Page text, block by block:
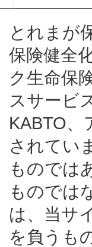
とれまが
保険健全
ク生命保
スサービ
KABTO、
されてい
ものでは
ものでは
は、当サ
を負うも